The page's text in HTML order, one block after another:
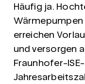
Häufig ja.
erreichen
und versorgen
Fraunhofer-